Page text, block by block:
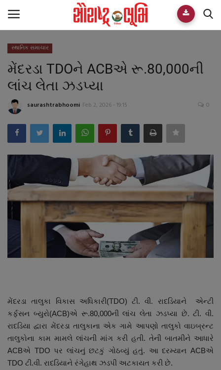
Home
E-paper
Videos
Who We Are
Live TV
Team
Guest Author
About Author
Contact
આંતરરાષ્ટ્રીય
રાષ્ટ્રીય
ગુજરાત
સ્થાનિક સમાચાર
મેંદરડા TDOને ACBએ રૂ.80,000ની
લાંચ લેતા ઝડપ્યા
saurashtrabhoomi Feb 2, 2026 - 19:15 0
મેંદરડા તાલુકા વિકાસ અધિકારી(TDO) ટી. વી. રાદડિયાને એન્ટી
કર્ફસન બ્યુરો(ACB)એ રૂ.80,000ની લાંચ લેતા ઝડપ્યા છે. ટી. વી.
રાદડિયા દ્વારા મેંદરડા તાલુકાના એક ગામે આપણો તાલુકો વાઇબ્રન્ટ
તાલુકોના કામ મામલે લાંચની માંગ કરી હતી. તેની બાતમીને આધારે
ACBએ TDO પર લાંચનું છટકું ગોઠવ્યું હતું. આ દરમ્યાન ACBએ
TDO ટી.વી. રાદડિયાને રંગેહાથ ઝડપી અટકાયત કરી છે.